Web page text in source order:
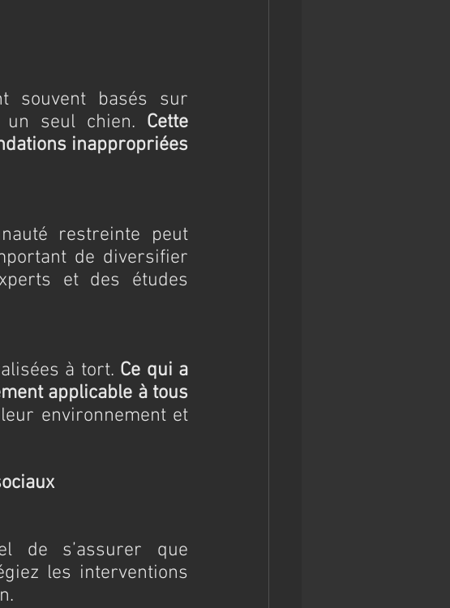
souvent basés sur
un seul chien. Cette
inappropriées
restreinte peut
de diversifier
et des études
à tort. Ce qui a
applicable à tous
environnement et
de s’assurer que
les interventions